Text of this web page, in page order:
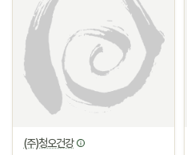
(주)청오건강